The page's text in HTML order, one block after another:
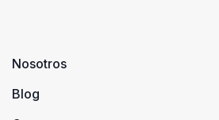
Nosotros
Blog